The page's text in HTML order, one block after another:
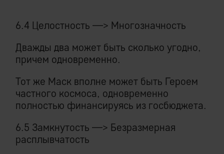
6.4 Целостность —> Многозначность
Дважды два может быть сколько угодно,
причем одновременно.
Тот же Маск вполне может быть Героем
частного космоса, одновременно
полностью финансируясь из госбюджета.
6.5 Замкнутость —> Безразмерная
расплывчатость